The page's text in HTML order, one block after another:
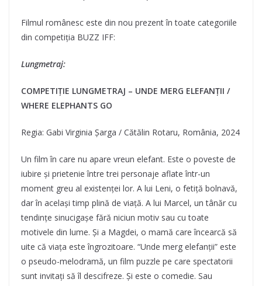
Filmul românesc este din nou prezent în toate categoriile
din competiția BUZZ IFF:
Lungmetraj:
COMPETIȚIE LUNGMETRAJ – UNDE MERG ELEFANȚII /
WHERE ELEPHANTS GO
Regia: Gabi Virginia Șarga / Cătălin Rotaru, România, 2024
Un film în care nu apare vreun elefant. Este o poveste de
iubire și prietenie între trei personaje aflate într-un
moment greu al existenței lor. A lui Leni, o fetiță bolnavă,
dar în același timp plină de viață. A lui Marcel, un tânăr cu
tendințe sinucigașe fără niciun motiv sau cu toate
motivele din lume. Și a Magdei, o mamă care încearcă să
uite că viața este îngrozitoare. “Unde merg elefanții” este
o pseudo-melodramă, un film puzzle pe care spectatorii
sunt invitați să îl descifreze. Și este o comedie. Sau